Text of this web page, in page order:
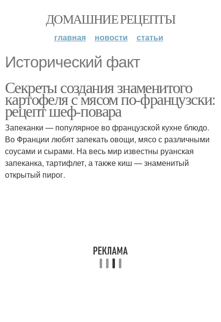
ДОМАШНИЕ РЕЦЕПТЫ
главная новости статьи
Исторический факт
Секреты создания знаменитого
картофеля с мясом по-французски:
рецепт шеф-повара
Запеканки — популярное во французской кухне блюдо.
Во Франции любят запекать овощи, мясо с различными
соусами и сырами. На весь мир известны руанская
запеканка, тартифлет, а также киш — знаменитый
открытый пирог.